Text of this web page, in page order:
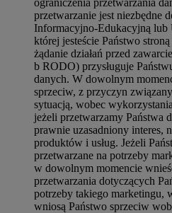
przetwarzanie jest niezbędne
Informacyjno-Edukacyjną
której jesteście Państwo
żądanie działań przed
b RODO) przysługuje
danych. W dowolnym
sprzeciw, z przyczyn
sytuacją, wobec
jeżeli przetwarzamy Państwa
prawnie uzasadniony interes,
produktów i usług. Jeżeli
przetwarzane na potrzeby
w dowolnym momencie
przetwarzania dotyczących
potrzeby takiego marketingu,
wniosą Państwo sprzeciw